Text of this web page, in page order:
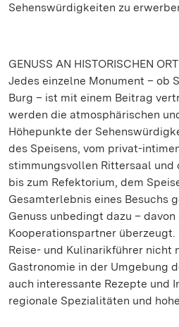
Sehenswürdigkeiten zu
GENUSS AN HISTORISCHEN
Jedes einzelne Monument – ob
Burg – ist mit einem Beitrag
werden die atmosphärischen
Höhepunkte der
des Speisens, vom privat-
stimmungsvollen Rittersaal und
bis zum Refektorium, dem
Gesamterlebnis eines Besuchs
Genuss unbedingt dazu –
Kooperationspartner
Reise- und Kulinarikführer nicht
Gastronomie in der Umgebung
auch interessante Rezepte und
regionale Spezialitäten und